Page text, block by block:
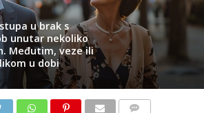
u brak s
unutar nekoliko
Međutim, veze ili
u dobi